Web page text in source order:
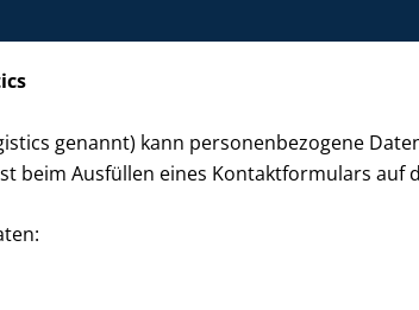
genannt) kann personenbezogene
beim Ausfüllen eines Kontaktformulars auf